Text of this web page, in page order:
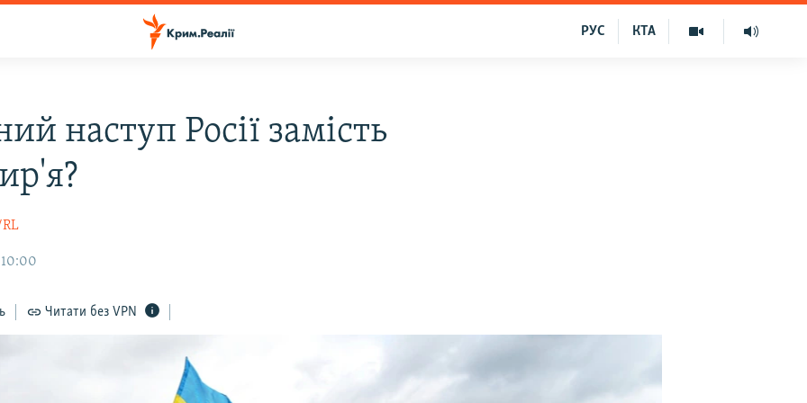
КТА
РУС
наступ Росії замість
10:00
Читати без VPN